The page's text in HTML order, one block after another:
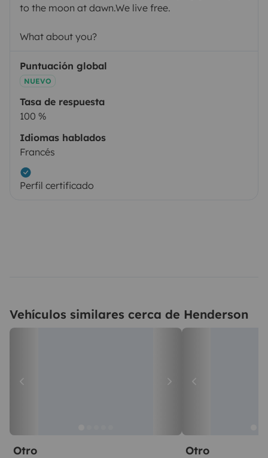
to the moon at dawn.We live free.
What about you?
Puntuación global
NUEVO
Tasa de respuesta
100 %
Idiomas hablados
Francés
Perfil certificado
Vehículos similares cerca de Henderson
Otro Otro